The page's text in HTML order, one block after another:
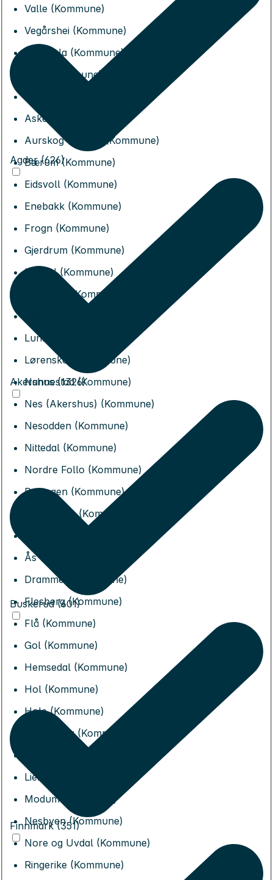
Valle (Kommune)
Vegårshei (Kommune)
Vennesla (Kommune)
Åmli (Kommune)
Asker (Kommune)
Aurskog-Høland (Kommune)
Bærum (Kommune)
Eidsvoll (Kommune)
Enebakk (Kommune)
Frogn (Kommune)
Gjerdrum (Kommune)
Hurdal (Kommune)
Jevnaker (Kommune)
Lunner (Kommune)
Lørenskog (Kommune)
Nannestad (Kommune)
Nes (Akershus) (Kommune)
Nesodden (Kommune)
Nittedal (Kommune)
Nordre Follo (Kommune)
Rælingen (Kommune)
Ullensaker (Kommune)
Ås (Kommune)
Drammen (Kommune)
Flesberg (Kommune)
Flå (Kommune)
Gol (Kommune)
Hemsedal (Kommune)
Hol (Kommune)
Hole (Kommune)
Kongsberg (Kommune)
Lier (Kommune)
Modum (Kommune)
Nesbyen (Kommune)
Nore og Uvdal (Kommune)
Ringerike (Kommune)
Agder (626)
Akershus (1326)
Buskerud (601)
Finnmark (351)